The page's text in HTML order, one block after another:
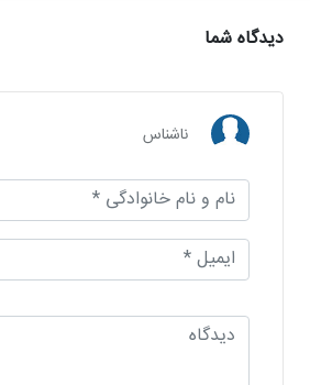
دیدگاه شما
ناشناس